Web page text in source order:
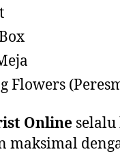
Flowers
Online
maksimal